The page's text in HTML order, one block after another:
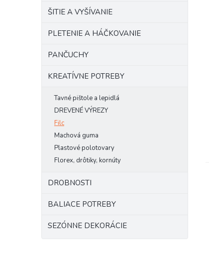
ŠITIE A VYŠÍVANIE
PLETENIE A HÁČKOVANIE
PANČUCHY
KREATÍVNE POTREBY
Tavné pištole a lepidlá
DREVENÉ VÝREZY
Filc
Machová guma
Plastové polotovary
Florex, drôtiky, kornúty
DROBNOSTI
BALIACE POTREBY
SEZÓNNE DEKORÁCIE